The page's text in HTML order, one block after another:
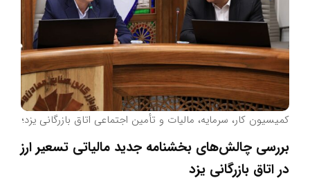
کمیسیون کار، سرمایه، مالیات و تأمین اجتماعی اتاق بازرگانی یزد؛
بررسی چالش‌های بخشنامه جدید مالیاتی تسعیر ارز
در اتاق بازرگانی یزد